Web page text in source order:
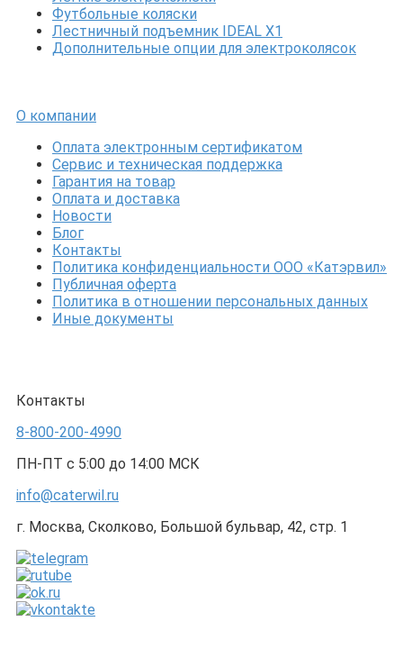
Футбольные коляски
Лестничный подъемник IDEAL X1
Дополнительные опции для электроколясок
О компании
Оплата электронным сертификатом
Сервис и техническая поддержка
Гарантия на товар
Оплата и доставка
Новости
Блог
Контакты
Политика конфиденциальности ООО «Катэрвил»
Публичная оферта
Политика в отношении персональных данных
Иные документы
Контакты
8-800-200-4990
ПН-ПТ с 5:00 до 14:00 МСК
info@caterwil.ru
г. Москва, Сколково, Большой бульвар, 42, стр. 1